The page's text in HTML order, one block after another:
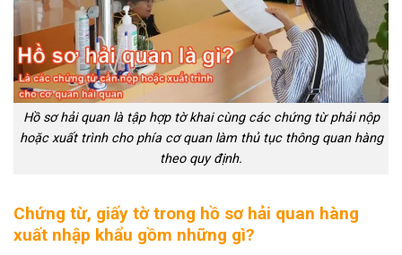
Hồ sơ hải quan là tập hợp tờ khai cùng các chứng từ phải nộp
hoặc xuất trình cho phía cơ quan làm thủ tục thông quan hàng
theo quy định.
Chứng từ, giấy tờ trong hồ sơ hải quan hàng
xuất nhập khẩu gồm những gì?